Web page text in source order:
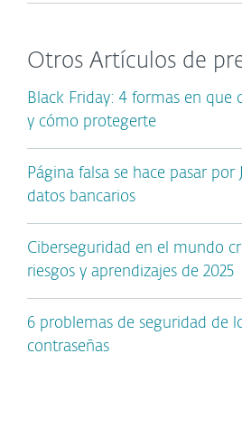
Otros Artículos de
Black Friday: 4 formas en que
y cómo protegerte
Página falsa se hace pasar por
datos bancarios
Ciberseguridad en el mundo
riesgos y aprendizajes de 2025
6 problemas de seguridad de
contraseñas